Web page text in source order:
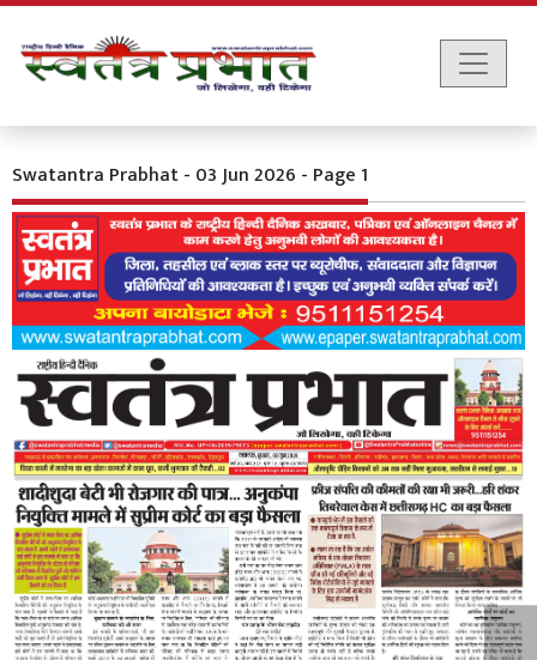
Swatantra Prabhat - 03 Jun 2026 - Page 1